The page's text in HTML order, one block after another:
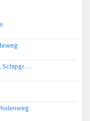
Politiehelikopter naar Amstelveen, Schipgravenweg